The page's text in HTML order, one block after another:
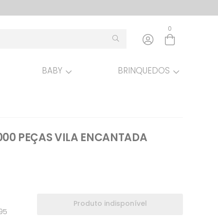
Entre com email ou cpf/cnpj
0
BABY BRINQUEDOS
PEÇAS VILA ENCANTADA
Produto indisponível